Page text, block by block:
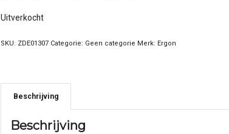
Uitverkocht
SKU: ZDE01307 Categorie: Geen categorie Merk: Ergon
Beschrijving
Beschrijving